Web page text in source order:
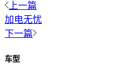
上一篇
加电无忧
下一篇
车型